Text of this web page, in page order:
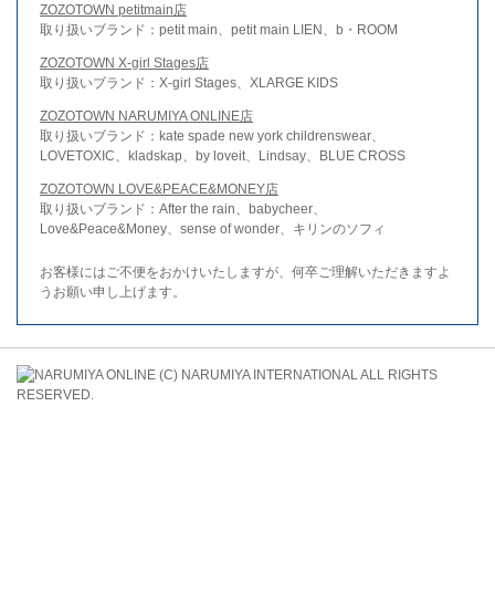
ZOZOTOWN petitmain店
取り扱いブランド：petit main、petit main LIEN、b・ROOM
ZOZOTOWN X-girl Stages店
取り扱いブランド：X-girl Stages、XLARGE KIDS
ZOZOTOWN NARUMIYA ONLINE店
取り扱いブランド：kate spade new york childrenswear、
LOVETOXIC、kladskap、by loveit、Lindsay、BLUE CROSS
ZOZOTOWN LOVE&PEACE&MONEY店
取り扱いブランド：After the rain、babycheer、
Love&Peace&Money、sense of wonder、キリンのソフィ
お客様にはご不便をおかけいたしますが、何卒ご理解いただきますよ
うお願い申し上げます。